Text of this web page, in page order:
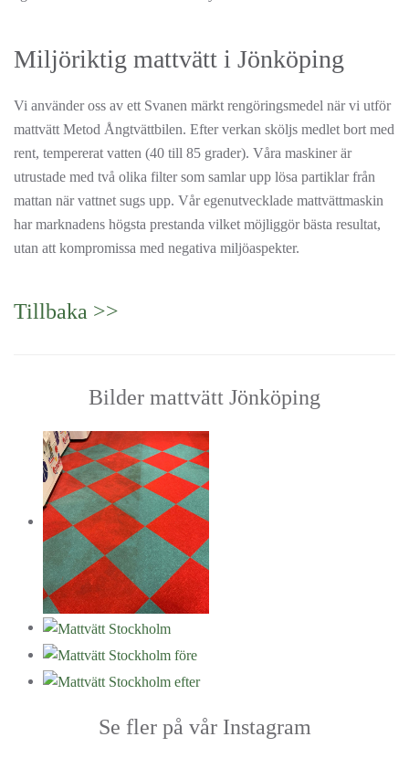
Miljöriktig mattvätt i Jönköping
Vi använder oss av ett Svanen märkt rengöringsmedel när vi utför
mattvätt Metod Ångtvättbilen. Efter verkan sköljs medlet bort med
rent, tempererat vatten (40 till 85 grader). Våra maskiner är
utrustade med två olika filter som samlar upp lösa partiklar från
mattan när vattnet sugs upp. Vår egenutvecklade mattvättmaskin
har marknadens högsta prestanda vilket möjliggör bästa resultat,
utan att kompromissa med negativa miljöaspekter.
Tillbaka >>
Bilder mattvätt Jönköping
Se fler på vår Instagram